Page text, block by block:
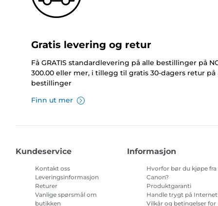
Gratis levering og retur
Få GRATIS standardlevering på alle bestillinger på
300.00 eller mer, i tillegg til gratis 30-dagers retur på
bestillinger
Finn ut mer
Kundeservice
Kontakt oss
Leveringsinformasjon
Returer
Vanlige spørsmål om
butikken
Informasjon
Hvorfor bør du kjøpe fra
Canon?
Produktgaranti
Handle trygt på
Vilkår og betingelser for